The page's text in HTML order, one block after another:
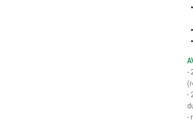
-
-
-